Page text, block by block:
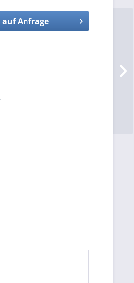
auf Anfrage